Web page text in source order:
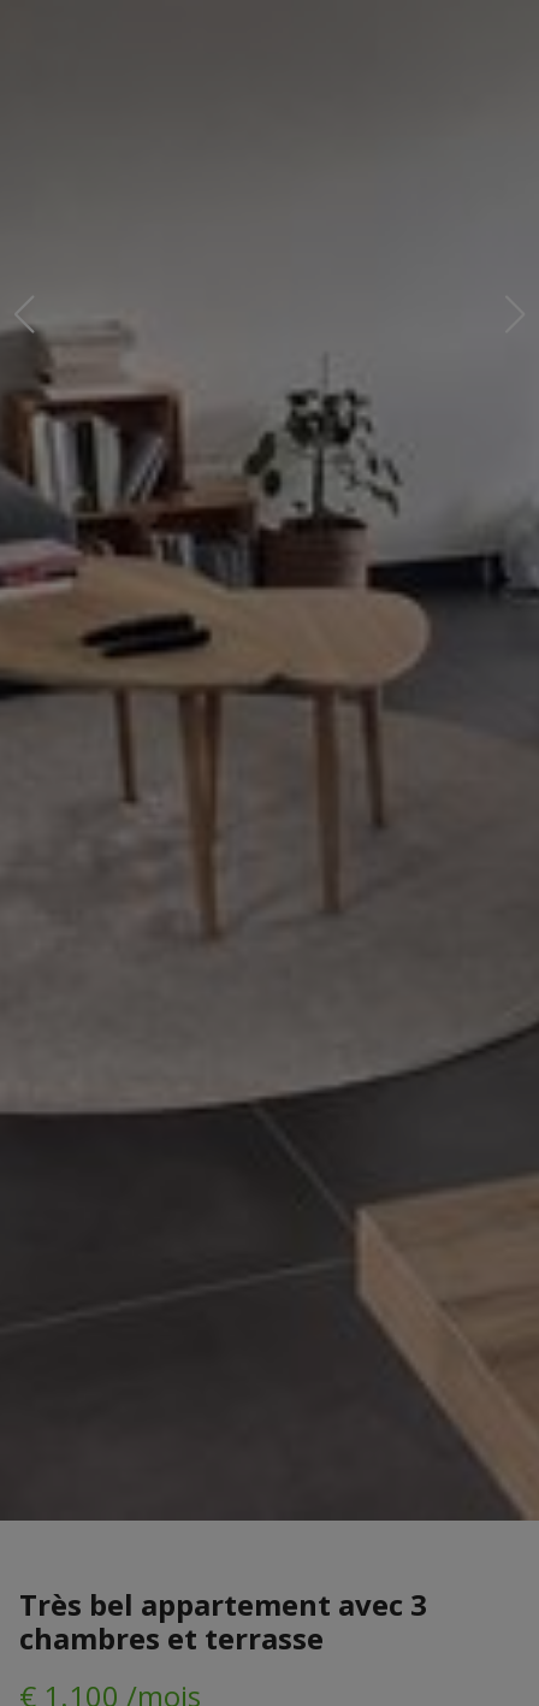
Très bel appartement avec 3
chambres et terrasse
€ 1.100 /mois